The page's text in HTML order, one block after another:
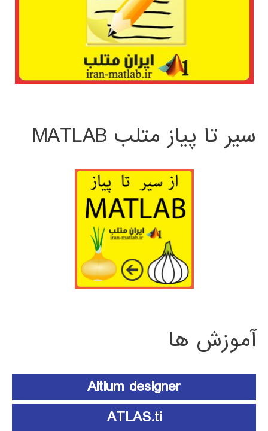
سیر تا پیاز متلب MATLAB
آموزش ها
Altium designer
ATLAS.ti